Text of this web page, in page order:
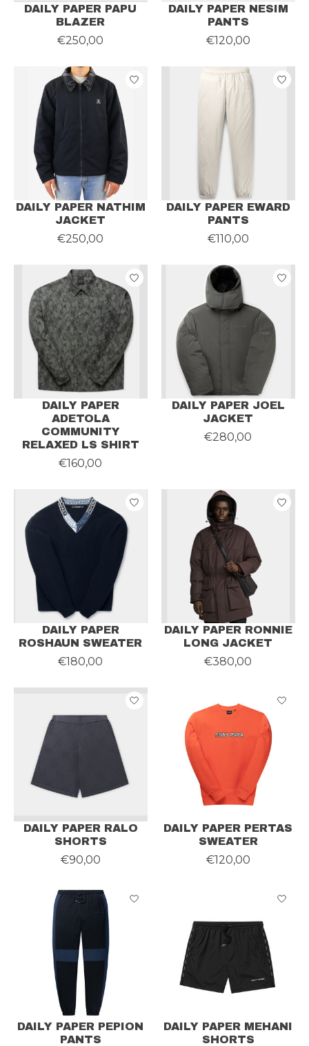
DAILY PAPER PAPU
BLAZER
€250,00
DAILY PAPER NESIM
PANTS
€120,00
DAILY PAPER NATHIM
JACKET
€250,00
DAILY PAPER EWARD
PANTS
€110,00
DAILY PAPER
ADETOLA
COMMUNITY
RELAXED LS SHIRT
€160,00
DAILY PAPER JOEL
JACKET
€280,00
DAILY PAPER
ROSHAUN SWEATER
€180,00
DAILY PAPER RONNIE
LONG JACKET
€380,00
DAILY PAPER RALO
SHORTS
€90,00
DAILY PAPER PERTAS
SWEATER
€120,00
DAILY PAPER PEPION
PANTS
DAILY PAPER MEHANI
SHORTS